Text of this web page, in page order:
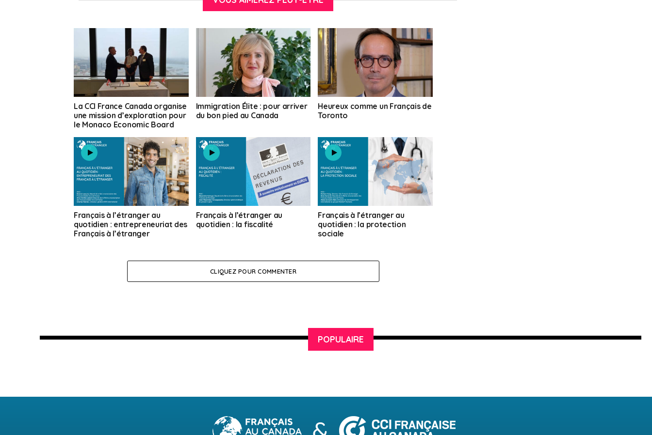
La CCI France Canada organise
une mission d’exploration pour
le Monaco Economic Board
Immigration Élite : pour arriver
du bon pied au Canada
Heureux comme un Français de
Toronto
Français à l’étranger au
quotidien : entrepreneuriat des
Français à l’étranger
Français à l’étranger au
quotidien : la fiscalité
Français à l’étranger au
quotidien : la protection
sociale
CLIQUEZ POUR COMMENTER
POPULAIRE